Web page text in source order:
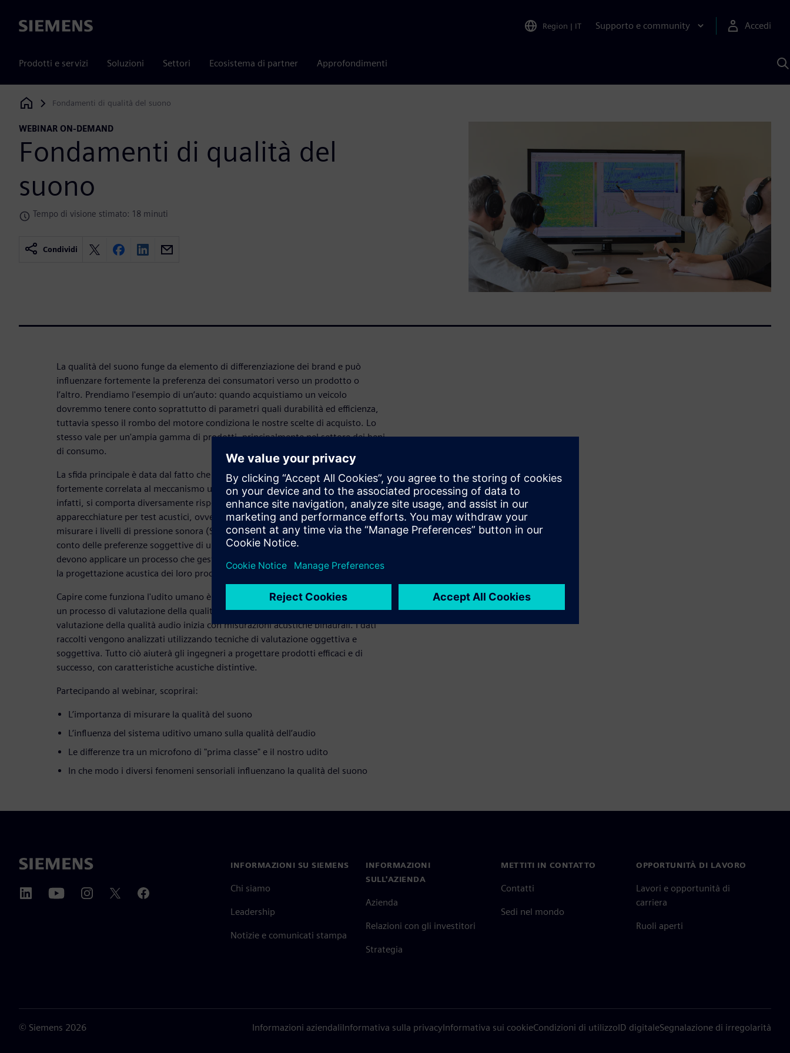
Siemens Region | IT Supporto e community Accedi
Prodotti e servizi Soluzioni Settori Ecosistema di partner Approfondimenti
Siemens Digital Industries Software
Fondamenti di qualità del suono
WEBINAR ON-DEMAND
Fondamenti di qualità del
suono
Tempo di visione stimato: 18 minuti
Condividi
La qualità del suono funge da elemento di differenziazione dei brand e può
influenzare fortemente la preferenza dei consumatori verso un prodotto o
l’altro. Prendiamo l'esempio di un’auto: quando acquistiamo un veicolo
dovremmo tenere conto soprattutto di parametri quali durabilità ed efficienza,
tuttavia spesso il rombo del motore condiziona le nostre scelte di acquisto. Lo
stesso vale per un'ampia gamma di prodotti, principalmente nel settore dei beni
di consumo.
La sfida principale è data dal fatto che la qualità del suono percepita è
fortemente correlata al meccanismo uditivo umano. Il sistema uditivo umano,
infatti, si comporta diversamente rispetto a una delle più comuni
apparecchiature per test acustici, ovvero il microfono. Un microfono può
misurare i livelli di pressione sonora (SPL, Sound Pressure Level), ma non terrà
conto delle preferenze soggettive di un cervello umano. Gli ingegneri del suono
devono applicare un processo che gestisca questi aspetti, in modo da migliorare
la progettazione acustica dei loro prodotti.
Capire come funziona l'udito umano è il primo passo verso l'implementazione di
un processo di valutazione della qualità del suono. Un tipico processo di
valutazione della qualità audio inizia con misurazioni acustiche binaurali. I dati
raccolti vengono analizzati utilizzando tecniche di valutazione oggettiva e
soggettiva. Tutto ciò aiuterà gli ingegneri a progettare prodotti efficaci e di
successo, con caratteristiche acustiche distintive.
Partecipando al webinar, scoprirai:
L’importanza di misurare la qualità del suono
L’influenza del sistema uditivo umano sulla qualità dell’audio
Le differenze tra un microfono di "prima classe" e il nostro udito
In che modo i diversi fenomeni sensoriali influenzano la qualità del suono
INFORMAZIONI SU SIEMENS
Chi siamo
Leadership
Notizie e comunicati stampa
INFORMAZIONI
SULL'AZIENDA
Azienda
Relazioni con gli investitori
Strategia
METTITI IN CONTATTO
Contatti
Sedi nel mondo
OPPORTUNITÀ DI LAVORO
Lavori e opportunità di
carriera
Ruoli aperti
© Siemens 2026 Informazioni aziendaliInformativa sulla privacyInformativa sui cookieCondizioni di utilizzoID digitaleSegnalazione di irregolarità